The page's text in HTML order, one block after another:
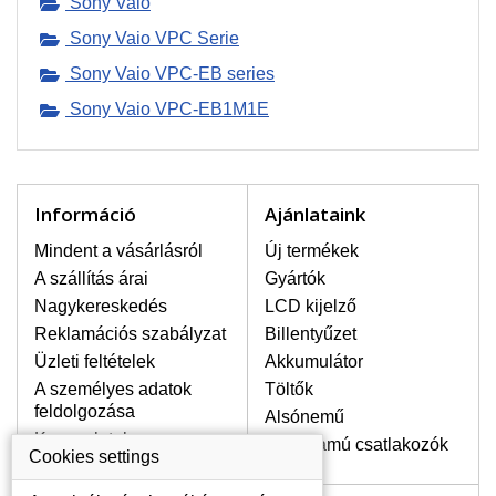
LCD KIJELZŐ!
A raktáron csakis eredeti
jótállás egész ideje alatt a pixelek
A+ minőségi kategória igényes
HOGYAN TUDJA MEGÁLLAPÍTANI
MILYEN KIJELZŐ SZÜKSÉGES A
LAPTOPJÁHOZ?
A kijelzőt a laptop modeljle alapján lehet
kikeresni, amely megjelölés megtalálható
a laptop alulsó részén található címkén
vagy az akkumulátor alatt. Rendszerint
ábrázolva van egy keretben vagy a
billentyűzetnél a vázon is. Abban az
esetben, amennyiben a sérült vagy
megrepedt kijelző le van szerelve, a típus
Sony Vaio VPC Serie
Sony Vaio VPC-EB series
Sony Vaio VPC-EB1M1E
Információ
Mindent a vásárlásról
A szállítás árai
Nagykereskedés
Reklamációs szabályzat
Üzleti feltételek
A személyes adatok
feldolgozása
Kapcsolatok
Ajánlataink
Új termékek
Gyártók
LCD kijelző
Billentyűzet
Akkumulátor
Töltők
Alsónemű
Erősáramú csatlakozók
Cookies settings